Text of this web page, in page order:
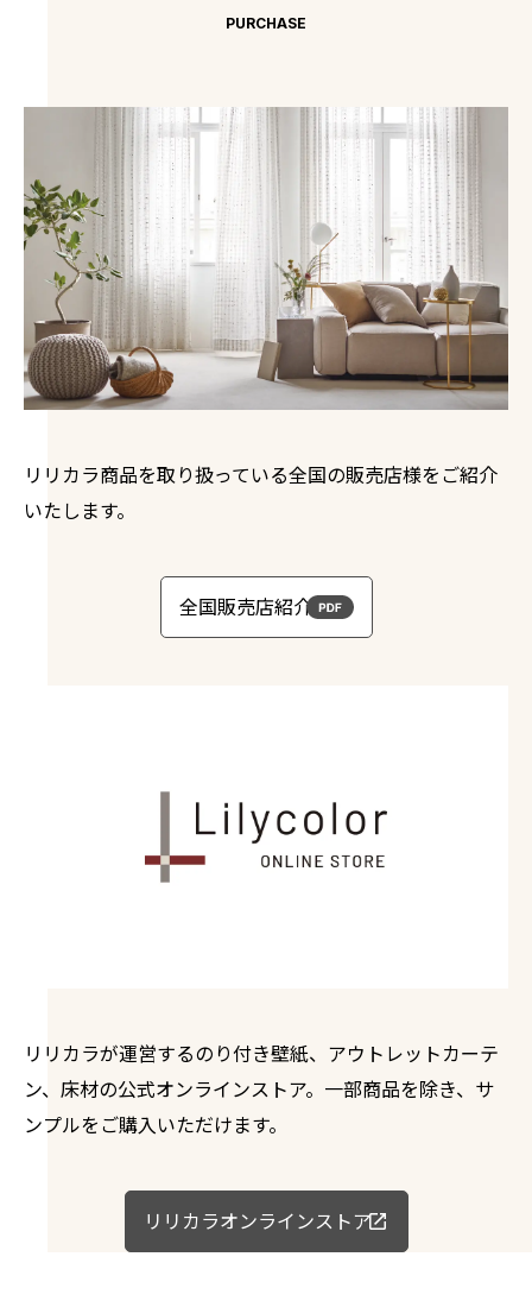
PURCHASE
リリカラ商品を取り扱っている全国の販売店様をご紹介
いたします。
全国販売店紹介
リリカラが運営するのり付き壁紙、アウトレットカーテ
ン、床材の公式オンラインストア。一部商品を除き、サ
ンプルをご購入いただけます。
リリカラオンラインストア